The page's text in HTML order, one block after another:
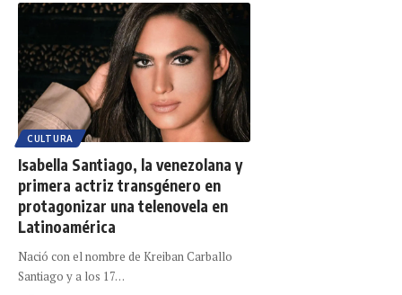
CULTURA
Isabella Santiago, la venezolana y
primera actriz transgénero en
protagonizar una telenovela en
Latinoamérica
Nació con el nombre de Kreiban Carballo
Santiago y a los 17…